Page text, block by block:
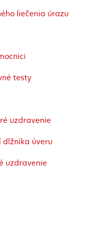
liečenia úrazu
testy
uzdravenie
dlžníka úveru
uzdravenie